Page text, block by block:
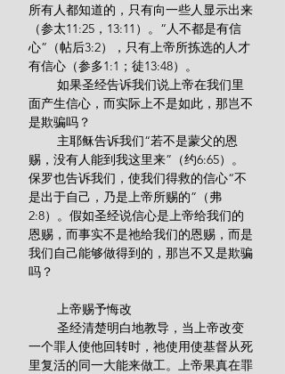
所有人都知道的，只有向一些人显示出来
（参太11:25，13:11）。“人不都是有信
心”（帖后3:2），只有上帝所拣选的人才
有信心（参多1:1；徒13:48）。
面产生信心，而实际上不是如此，那岂不
是欺骗吗？
赐，没有人能到我这里来”（约6:65）。
保罗也告诉我们，使我们得救的信心“不
是出于自己，乃是上帝所赐的”（弗
2:8）。假如圣经说信心是上帝给我们的
恩赐，而事实不是祂给我们的恩赐，而是
我们自己能够做得到的，那岂不又是欺骗
吗？
        上帝赐予悔改
一个罪人使他回转时，祂使用使基督从死
里复活的同一大能来做工。上帝果真在罪